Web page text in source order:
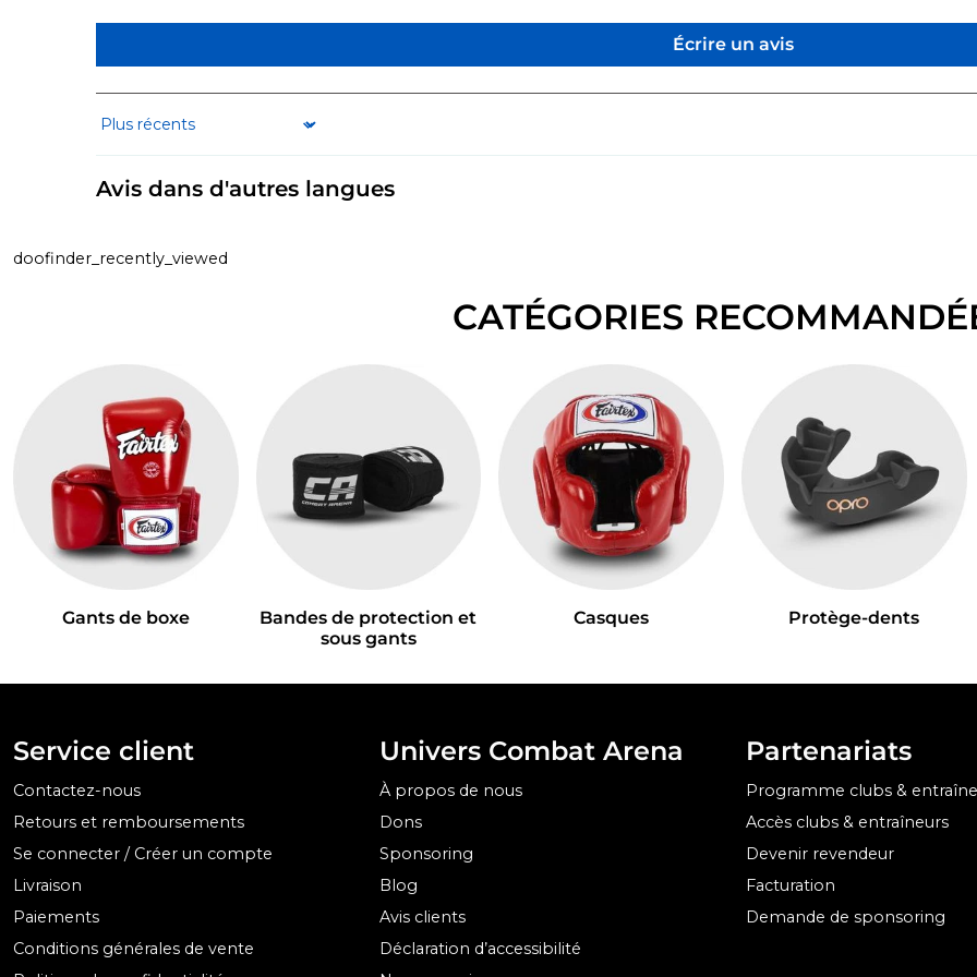
Écrire un avis
Sort by
Avis dans d'autres langues
doofinder_recently_viewed
CATÉGORIES
Gants de boxe
Bandes de protection et
sous gants
Casques Protège-dents
Service client
Contactez-nous
Retours et remboursements
Se connecter / Créer un compte
Livraison
Paiements
Conditions générales de vente
Univers Combat Arena
À propos de nous
Dons
Sponsoring
Blog
Avis clients
Déclaration d’accessibilité
Partenariats
Programme clubs &
Accès clubs & entraîneurs
Devenir revendeur
Facturation
Demande de sponsoring